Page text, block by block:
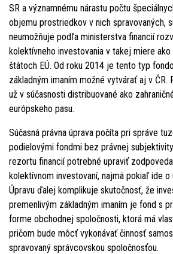
SR a významnému nárastu počtu
objemu prostriedkov v nich spravovaných,
neumožňuje podľa ministerstva financií
kolektívneho investovania v takej miere
štátoch EÚ. Od roku 2014 je tento typ
základným imaním možné vytvárať aj v ČR.
už v súčasnosti distribuované ako
európskeho pasu.
Súčasná právna úprava počíta pri správe
podielovými fondmi bez právnej
rezortu financií potrebné upraviť
kolektívnom investovaní, najmä pokiaľ ide o
Úpravu ďalej komplikuje skutočnosť, že
premenlivým základným imaním je fond s
forme obchodnej spoločnosti, ktorá má
pričom bude môcť vykonávať činnosť
spravovaný správcovskou spoločnosťou.